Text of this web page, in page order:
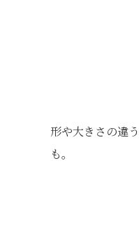
形や大きさの違
も。